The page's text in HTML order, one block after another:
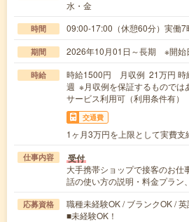
水・金
時間 09:00-17:00（休憩60分）実働7
期間 2026年10月01日～長期 ※開始
時給
時給1500円 月収例 21万円 時
週 ※月収例を保証するものでは
サービス利用可（利用条件有）
交通費
1ヶ月3万円を上限として実費支
仕事内容 受付
大手携帯ショップで接客のお仕
話の使い方の説明・料金プラ
応募資格
職種未経験OK / ブランクOK /
■未経験OK！